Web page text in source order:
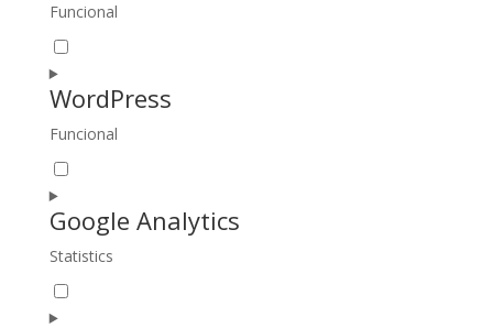
Funcional
Consent
to
service
divi-
(elegant-
themes)
WordPress
Funcional
Consent
to
service
wordpress
Google Analytics
Statistics
Consent
to